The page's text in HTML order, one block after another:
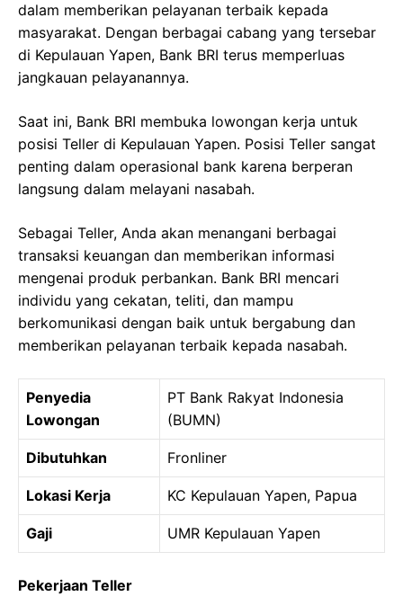
dalam memberikan pelayanan terbaik kepada
masyarakat. Dengan berbagai cabang yang tersebar
di Kepulauan Yapen, Bank BRI terus memperluas
jangkauan pelayanannya.
Saat ini, Bank BRI membuka lowongan kerja untuk
posisi Teller di Kepulauan Yapen. Posisi Teller sangat
penting dalam operasional bank karena berperan
langsung dalam melayani nasabah.
Sebagai Teller, Anda akan menangani berbagai
transaksi keuangan dan memberikan informasi
mengenai produk perbankan. Bank BRI mencari
individu yang cekatan, teliti, dan mampu
berkomunikasi dengan baik untuk bergabung dan
memberikan pelayanan terbaik kepada nasabah.
Penyedia
Lowongan
PT Bank Rakyat Indonesia
(BUMN)
Dibutuhkan Fronliner
Lokasi Kerja KC Kepulauan Yapen, Papua
Gaji UMR Kepulauan Yapen
Pekerjaan Teller